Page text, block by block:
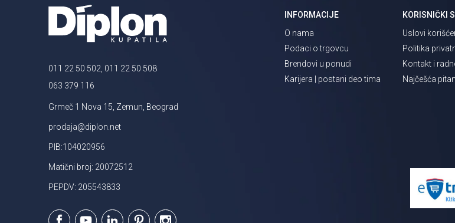
011 22 50 502, 011 22 50 508
063 379 116
Grmeč 1 Nova 15, Zemun, Beograd
prodaja@diplon.net
PIB:104020956
Matični broj: 20072512
PEPDV: 205543833
INFORMACIJE
O nama
Podaci o trgovcu
Brendovi u ponudi
Karijera | postani deo tima
KORISNIČKI
Uslovi
Politika
Kontakt i
Najčešća